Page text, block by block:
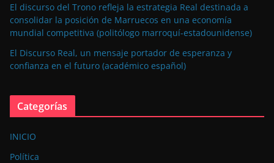
El discurso del Trono refleja la estrategia Real destinada a
consolidar la posición de Marruecos en una economía
mundial competitiva (politólogo marroquí-estadounidense)
El Discurso Real, un mensaje portador de esperanza y
confianza en el futuro (académico español)
Categorías
INICIO
Política